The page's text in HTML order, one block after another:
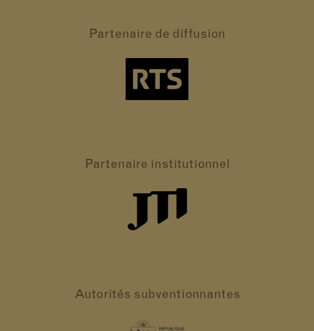
Partenaire de diffusion
Partenaire institutionnel
Autorités subventionnantes